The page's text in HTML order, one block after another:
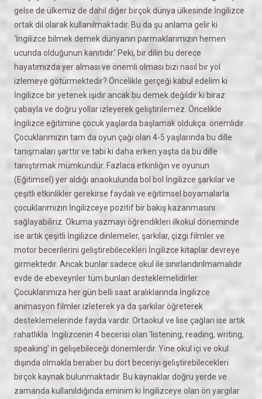
gelse de ülkemiz de dahil diğer birçok dünya ülkesinde İngilizce
ortak dil olarak kullanılmaktadır. Bu da şu anlama gelir ki
‘İngilizce bilmek demek dünyanın parmaklarımızın hemen
ucunda olduğunun kanıtıdır.’ Peki, bir dilin bu derece
hayatımızda yer alması ve önemli olması bizi nasıl bir yol
izlemeye götürmektedir? Öncelikle gerçeği kabul edelim ki
İngilizce bir yetenek işidir ancak bu demek değildir ki biraz
çabayla ve doğru yollar izleyerek geliştirilemez. Öncelikle
İngilizce eğitimine çocuk yaşlarda başlamak oldukça önemlidir.
Çocuklarımızın tam da oyun çağı olan 4-5 yaşlarında bu dille
tanışmaları şarttır ve tabi ki daha erken yaşta da bu dille
tanıştırmak mümkündür. Fazlaca etkinliğin ve oyunun
(Eğitimsel) yer aldığı anaokulunda bol bol İngilizce şarkılar ve
çeşitli etkinlikler gerekirse faydalı ve eğitimsel boyamalarla
çocuklarımızın İngilizceye pozitif bir bakış kazanmasını
sağlayabiliriz. Okuma yazmayı öğrendikleri ilkokul döneminde
ise artık çeşitli İngilizce dinlemeler, şarkılar, çizgi filmler ve
motor becerilerini geliştirebilecekleri İngilizce kitaplar devreye
girmektedir. Ancak bunlar sadece okul ile sınırlandırılmamalıdır
evde de ebeveynler tüm bunları desteklemelidirler.
Çocuklarımıza her gün belli saat aralıklarında İngilizce
animasyon filmler izleterek ya da şarkılar öğreterek
desteklemelerinde fayda vardır. Ortaokul ve lise çağları ise artık
rahatlıkla İngilizcenin 4 becerisi olan ‘listening, reading, writing,
speaking’ in gelişebileceği dönemlerdir. Yine okul içi ve okul
dışında olmakla beraber bu dört beceriyi geliştirebilecekleri
birçok kaynak bulunmaktadır. Bu kaynaklar doğru yerde ve
zamanda kullanıldığında eminim ki İngilizceye olan ön yargılar